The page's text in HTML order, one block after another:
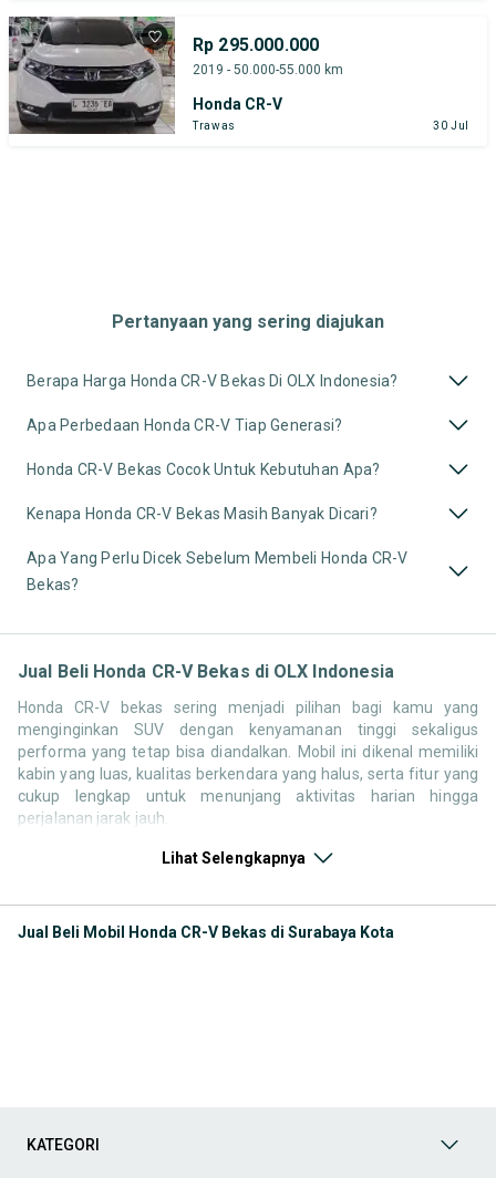
Rp 295.000.000
2019 - 50.000-55.000 km
Honda CR-V
Trawas 30 Jul
Pertanyaan yang sering diajukan
Berapa Harga Honda CR-V Bekas Di OLX Indonesia?
Apa Perbedaan Honda CR-V Tiap Generasi?
Honda CR-V Bekas Cocok Untuk Kebutuhan Apa?
Kenapa Honda CR-V Bekas Masih Banyak Dicari?
Apa Yang Perlu Dicek Sebelum Membeli Honda CR-V
Bekas?
Jual Beli Honda CR-V Bekas di OLX Indonesia
Honda CR-V bekas sering menjadi pilihan bagi kamu yang
menginginkan SUV dengan kenyamanan tinggi sekaligus
performa yang tetap bisa diandalkan. Mobil ini dikenal memiliki
kabin yang luas, kualitas berkendara yang halus, serta fitur yang
cukup lengkap untuk menunjang aktivitas harian hingga
perjalanan jarak jauh.
Di pasar mobil bekas, Honda CR-V tersedia dalam berbagai
dengan kebutuhan dan budget.
Honda CR-V telah hadir di Indonesia sejak awal tahun 2000-an
Lihat Selengkapnya
Jual Beli Mobil Honda CR-V Bekas di Surabaya Kota
KATEGORI